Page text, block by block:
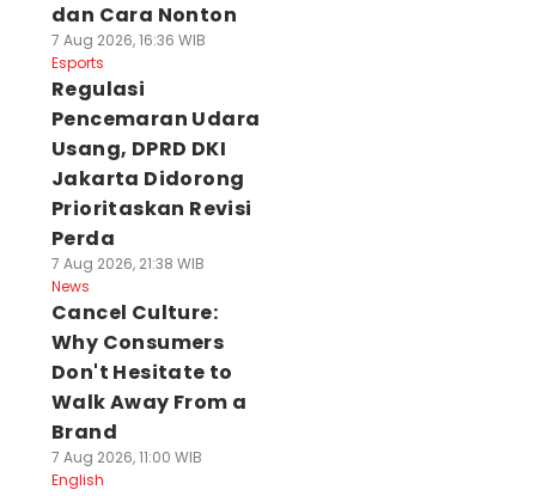
dan Cara Nonton
7 Aug 2026, 16:36 WIB
Esports
Regulasi
Pencemaran Udara
Usang, DPRD DKI
Jakarta Didorong
Prioritaskan Revisi
Perda
7 Aug 2026, 21:38 WIB
News
Cancel Culture:
Why Consumers
Don't Hesitate to
Walk Away From a
Brand
7 Aug 2026, 11:00 WIB
English